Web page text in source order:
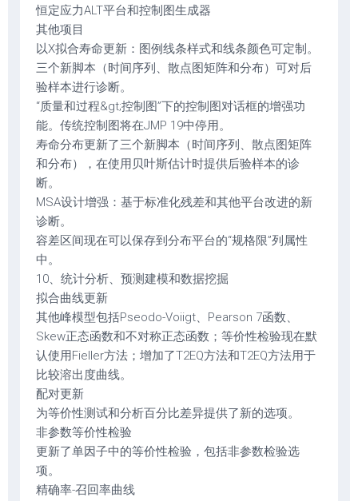
恒定应力ALT平台和控制图生成器
其他项目
以X拟合寿命更新：图例线条样式和线条颜色可定制。
三个新脚本（时间序列、散点图矩阵和分布）可对后
验样本进行诊断。
“质量和过程&gt;控制图”下的控制图对话框的增强功
能。传统控制图将在JMP 19中停用。
寿命分布更新了三个新脚本（时间序列、散点图矩阵
和分布），在使用贝叶斯估计时提供后验样本的诊
断。
MSA设计增强：基于标准化残差和其他平台改进的新
诊断。
容差区间现在可以保存到分布平台的“规格限”列属性
中。
10、统计分析、预测建模和数据挖掘
拟合曲线更新
其他峰模型包括Pseodo-Voiigt、Pearson 7函数、
Skew正态函数和不对称正态函数；等价性检验现在默
认使用Fieller方法；增加了T2EQ方法和T2EQ方法用于
比较溶出度曲线。
配对更新
为等价性测试和分析百分比差异提供了新的选项。
非参数等价性检验
更新了单因子中的等价性检验，包括非参数检验选
项。
精确率-召回率曲线